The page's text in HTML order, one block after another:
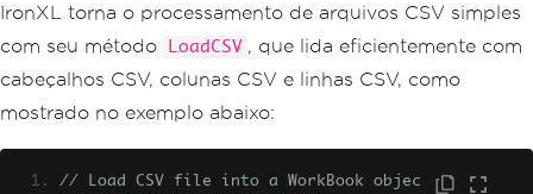
IronXL torna o processamento de arquivos CSV simples
com seu método
LoadCSV , que lida eficientemente com
cabeçalhos CSV, colunas CSV e linhas CSV, como
mostrado no exemplo abaixo:
// Load CSV file into a WorkBook objec